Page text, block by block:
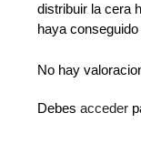
distribuir la cera
haya
No hay
Debesacceder